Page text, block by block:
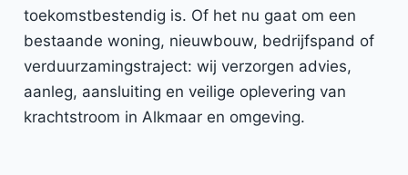
toekomstbestendig is. Of het nu gaat om een
bestaande woning, nieuwbouw, bedrijfspand of
verduurzamingstraject: wij verzorgen advies,
aanleg, aansluiting en veilige oplevering van
krachtstroom in Alkmaar en omgeving.